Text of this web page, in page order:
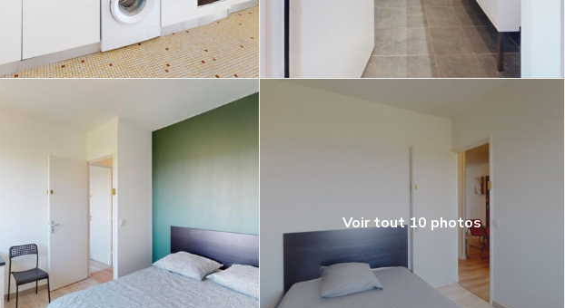
Voir tout 10 photos